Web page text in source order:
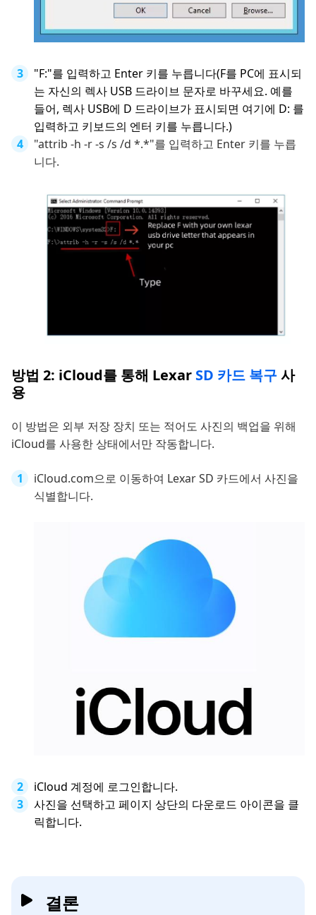
"F:"를 입력하고 Enter 키를 누릅니다(F를 PC에 표시되
는 자신의 렉사 USB 드라이브 문자로 바꾸세요. 예를
들어, 렉사 USB에 D 드라이브가 표시되면 여기에 D: 를
입력하고 키보드의 엔터 키를 누릅니다.)
"attrib -h -r -s /s /d *.*"를 입력하고 Enter 키를 누릅
니다.
방법 2: iCloud를 통해 Lexar SD 카드 복구사
용
이 방법은 외부 저장 장치 또는 적어도 사진의 백업을 위해
iCloud를 사용한 상태에서만 작동합니다.
iCloud.com으로 이동하여 Lexar SD 카드에서 사진을
식별합니다.
iCloud 계정에 로그인합니다.
사진을 선택하고 페이지 상단의 다운로드 아이콘을 클
릭합니다.
결론